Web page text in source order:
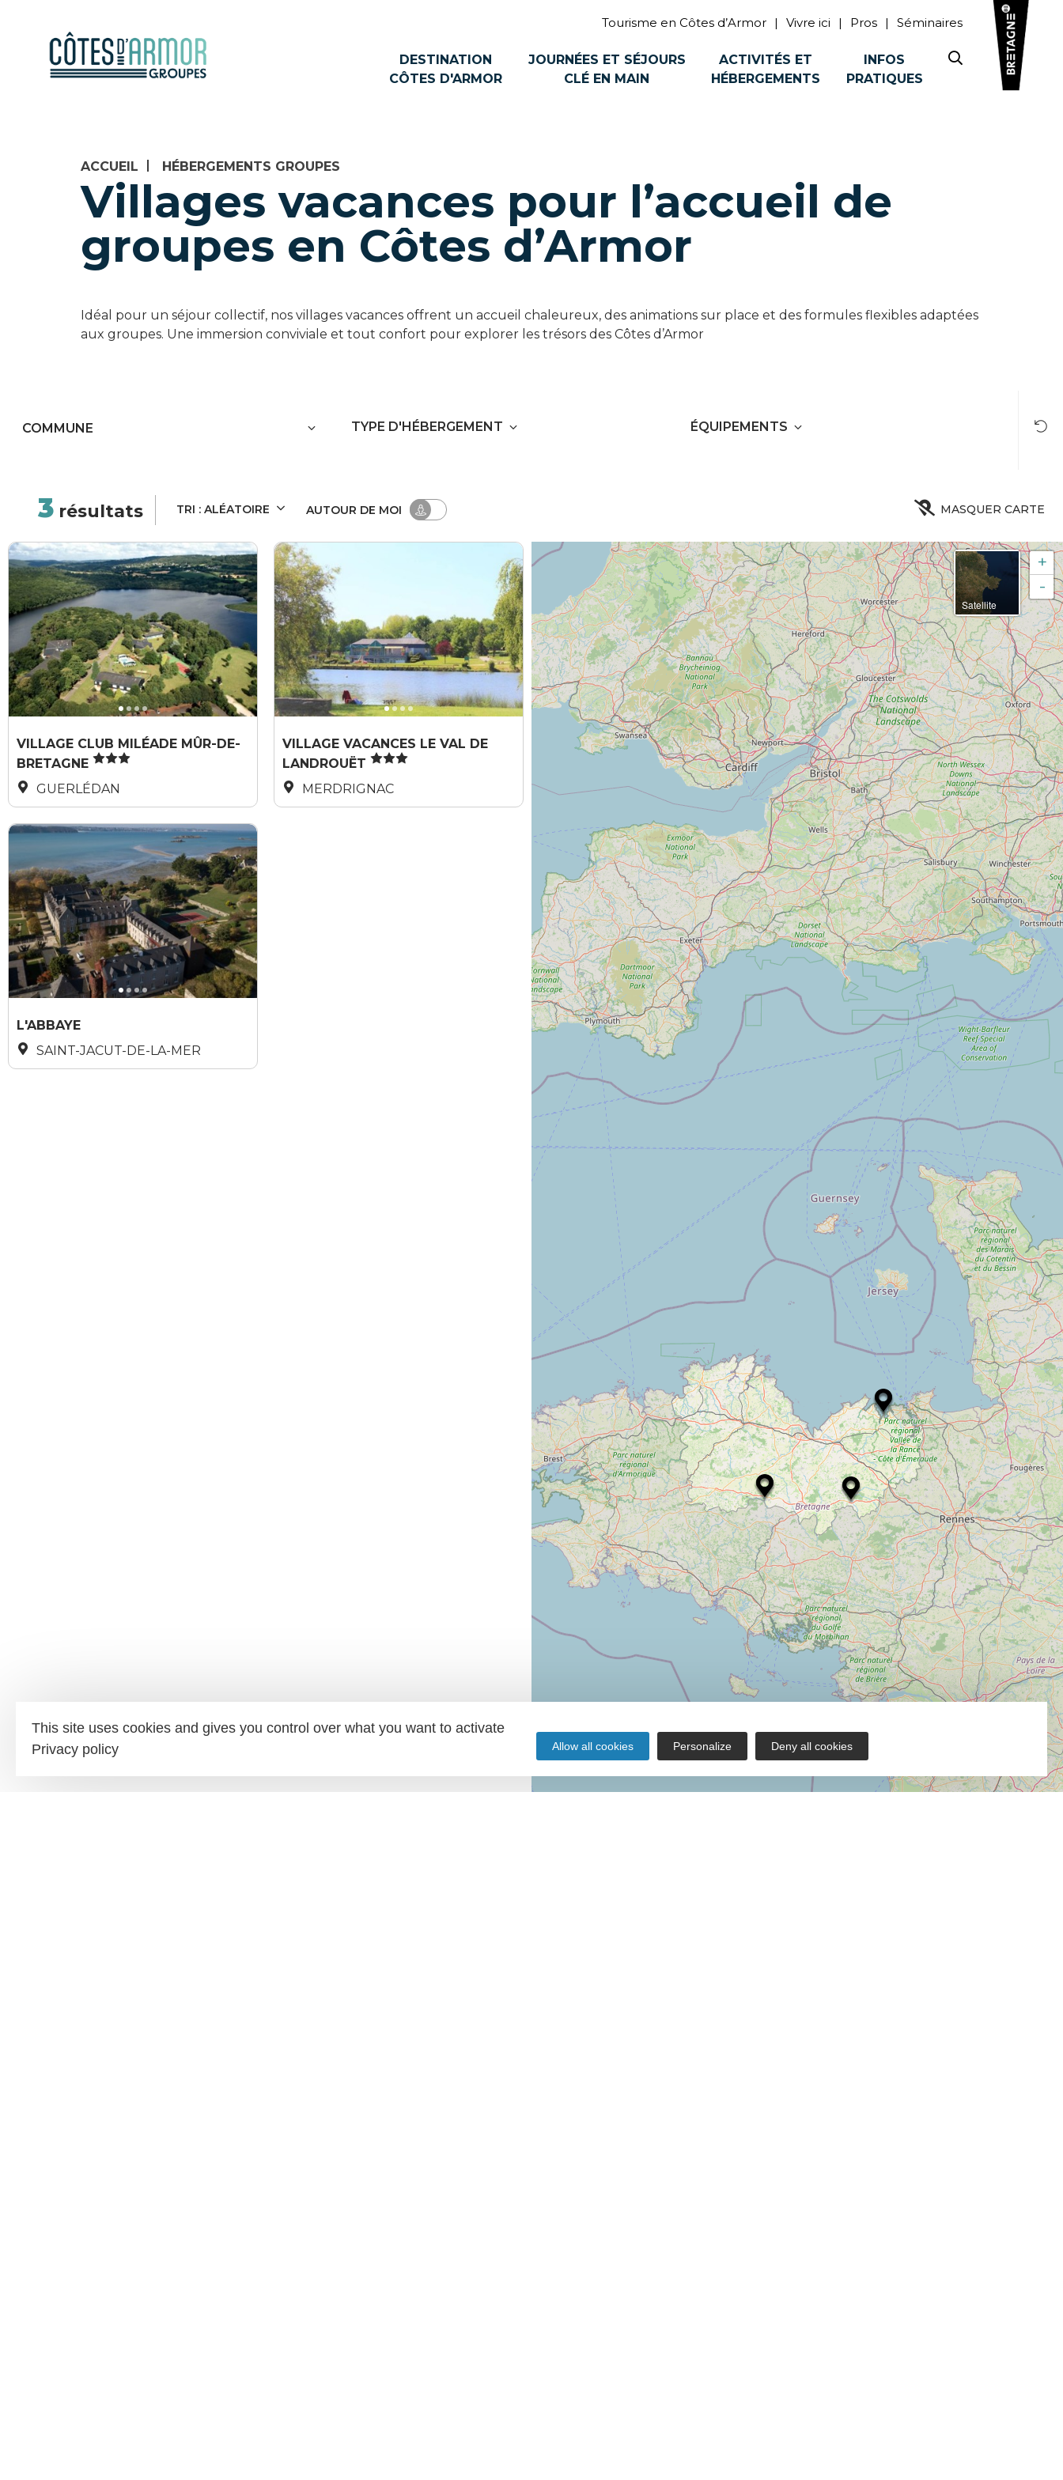
Tourisme en Côtes d’Armor Vivre ici Pros Séminaires
DESTINATION
CÔTES D'ARMOR
JOURNÉES ET SÉJOURS
CLÉ EN MAIN
ACTIVITÉS ET
HÉBERGEMENTS
INFOS
PRATIQUES
ACCUEIL HÉBERGEMENTS GROUPES
Villages vacances pour l’accueil de
groupes en Côtes d’Armor
Idéal pour un séjour collectif, nos villages vacances offrent un accueil chaleureux, des animations sur place et des formules flexibles adaptées
aux groupes. Une immersion conviviale et tout confort pour explorer les trésors des Côtes d’Armor
TYPE D'HÉBERGEMENT ÉQUIPEMENTS
3 résultats TRI : ALÉATOIRE AUTOUR DE MOI MASQUER CARTE
VILLAGE CLUB MILÉADE MÛR-DE-
BRETAGNE
GUERLÉDAN
Réservable en ligne
VILLAGE VACANCES LE VAL DE
LANDROUËT
MERDRIGNAC
Réservable en ligne
L'ABBAYE
SAINT-JACUT-DE-LA-MER
+
-
Satellite
This site uses cookies and gives you control over what you want to activate
Privacy policy
Allow all cookies Personalize Deny all cookies